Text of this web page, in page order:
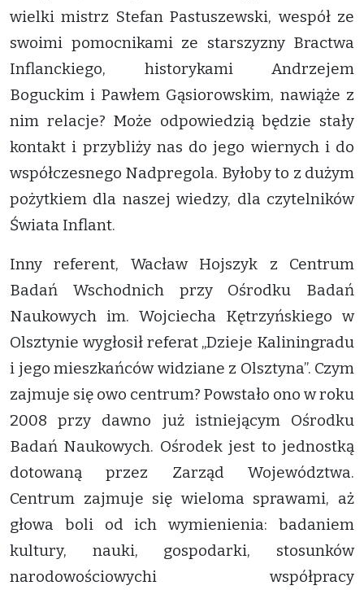
wielki mistrz Stefan Pastuszewski, wespół ze
swoimi pomocnikami ze starszyzny Bractwa
Inflanckiego, historykami Andrzejem
Boguckim i Pawłem Gąsiorowskim, nawiąże z
nim relacje? Może odpowiedzią będzie stały
kontakt i przybliży nas do jego wiernych i do
współczesnego Nadpregola. Byłoby to z dużym
pożytkiem dla naszej wiedzy, dla czytelników
Świata Inflant.
Inny referent, Wacław Hojszyk z Centrum
Badań Wschodnich przy Ośrodku Badań
Naukowych im. Wojciecha Kętrzyńskiego w
Olsztynie wygłosił referat „Dzieje Kaliningradu
i jego mieszkańców widziane z Olsztyna”. Czym
zajmuje się owo centrum? Powstało ono w roku
2008 przy dawno już istniejącym Ośrodku
Badań Naukowych. Ośrodek jest to jednostką
dotowaną przez Zarząd Województwa.
Centrum zajmuje się wieloma sprawami, aż
głowa boli od ich wymienienia: badaniem
kultury, nauki, gospodarki, stosunków
narodowościowychi współpracy